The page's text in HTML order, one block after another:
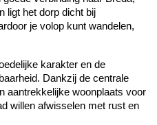
ligt het dorp dicht bij
je volop kunt wandelen,
karakter en de
Dankzij de centrale
aantrekkelijke woonplaats voor
willen afwisselen met rust en